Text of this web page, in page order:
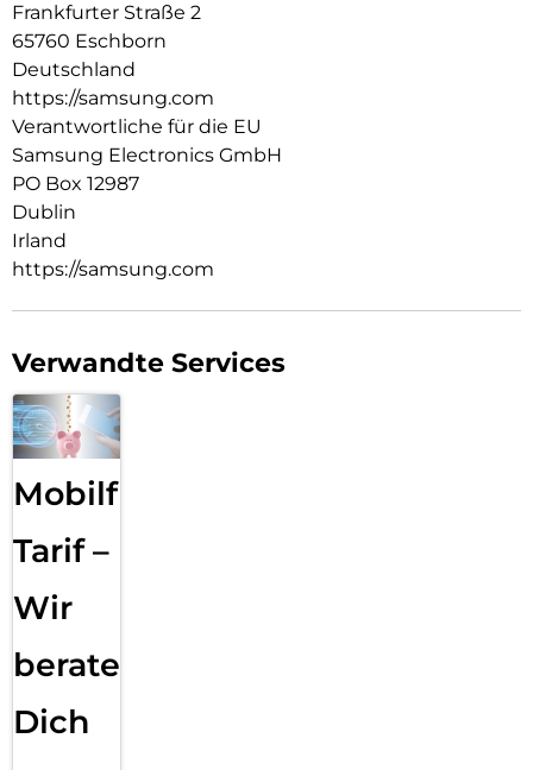
Frankfurter Straße 2
65760 Eschborn
Deutschland
https://samsung.com
Verantwortliche für die EU
Samsung Electronics GmbH
PO Box 12987
Dublin
Irland
https://samsung.com
Verwandte Services
Mobilfunk
Tarif –
Wir
beraten
Dich